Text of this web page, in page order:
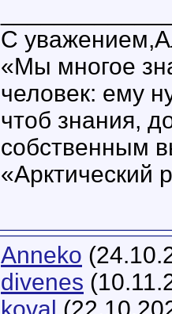
С
«Мы многое
человек: ему
чтоб знания,
собственным
«Арктический
Anneko
divenes